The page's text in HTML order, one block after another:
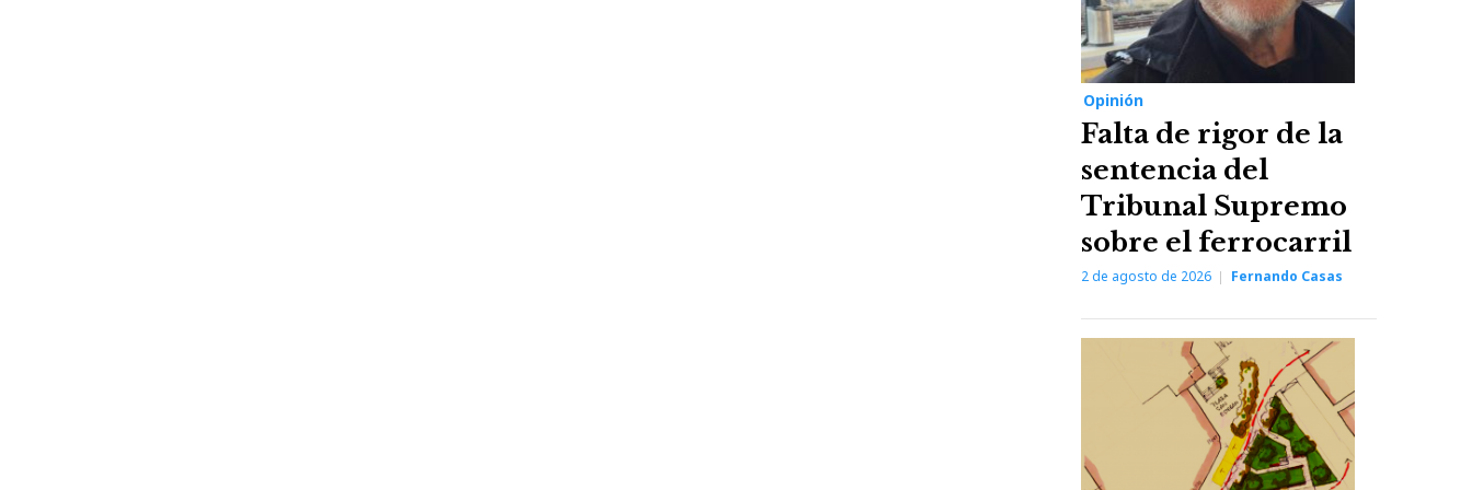
Opinión
Falta de rigor de la
sentencia del
Tribunal Supremo
sobre el ferrocarril
2 de agosto de 2026 Fernando Casas